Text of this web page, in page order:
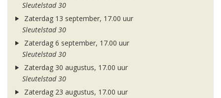
Sleutelstad 30
Zaterdag 13 september, 17.00 uur
Sleutelstad 30
Zaterdag 6 september, 17.00 uur
Sleutelstad 30
Zaterdag 30 augustus, 17.00 uur
Sleutelstad 30
Zaterdag 23 augustus, 17.00 uur